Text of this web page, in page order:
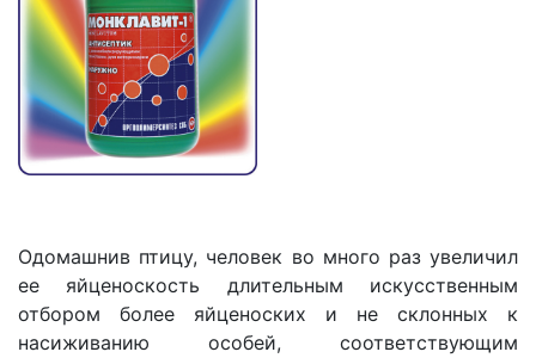
Одомашнив птицу, человек во много раз увеличил
ее яйценоскость длительным искусственным
отбором более яйценоских и не склонных к
насиживанию особей, соответствующим